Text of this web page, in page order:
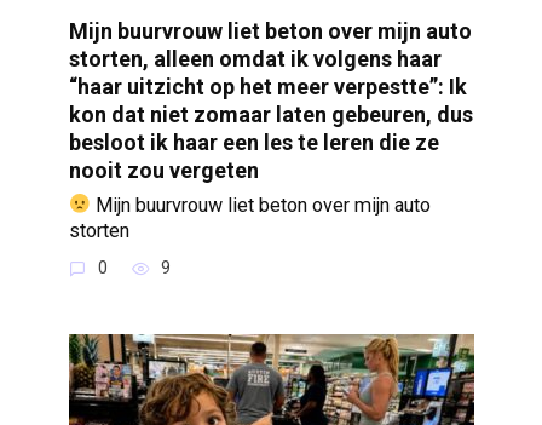
Mijn buurvrouw liet beton over mijn auto
storten, alleen omdat ik volgens haar
“haar uitzicht op het meer verpestte”: Ik
kon dat niet zomaar laten gebeuren, dus
besloot ik haar een les te leren die ze
nooit zou vergeten
Mijn buurvrouw liet beton over mijn auto
storten
0 9